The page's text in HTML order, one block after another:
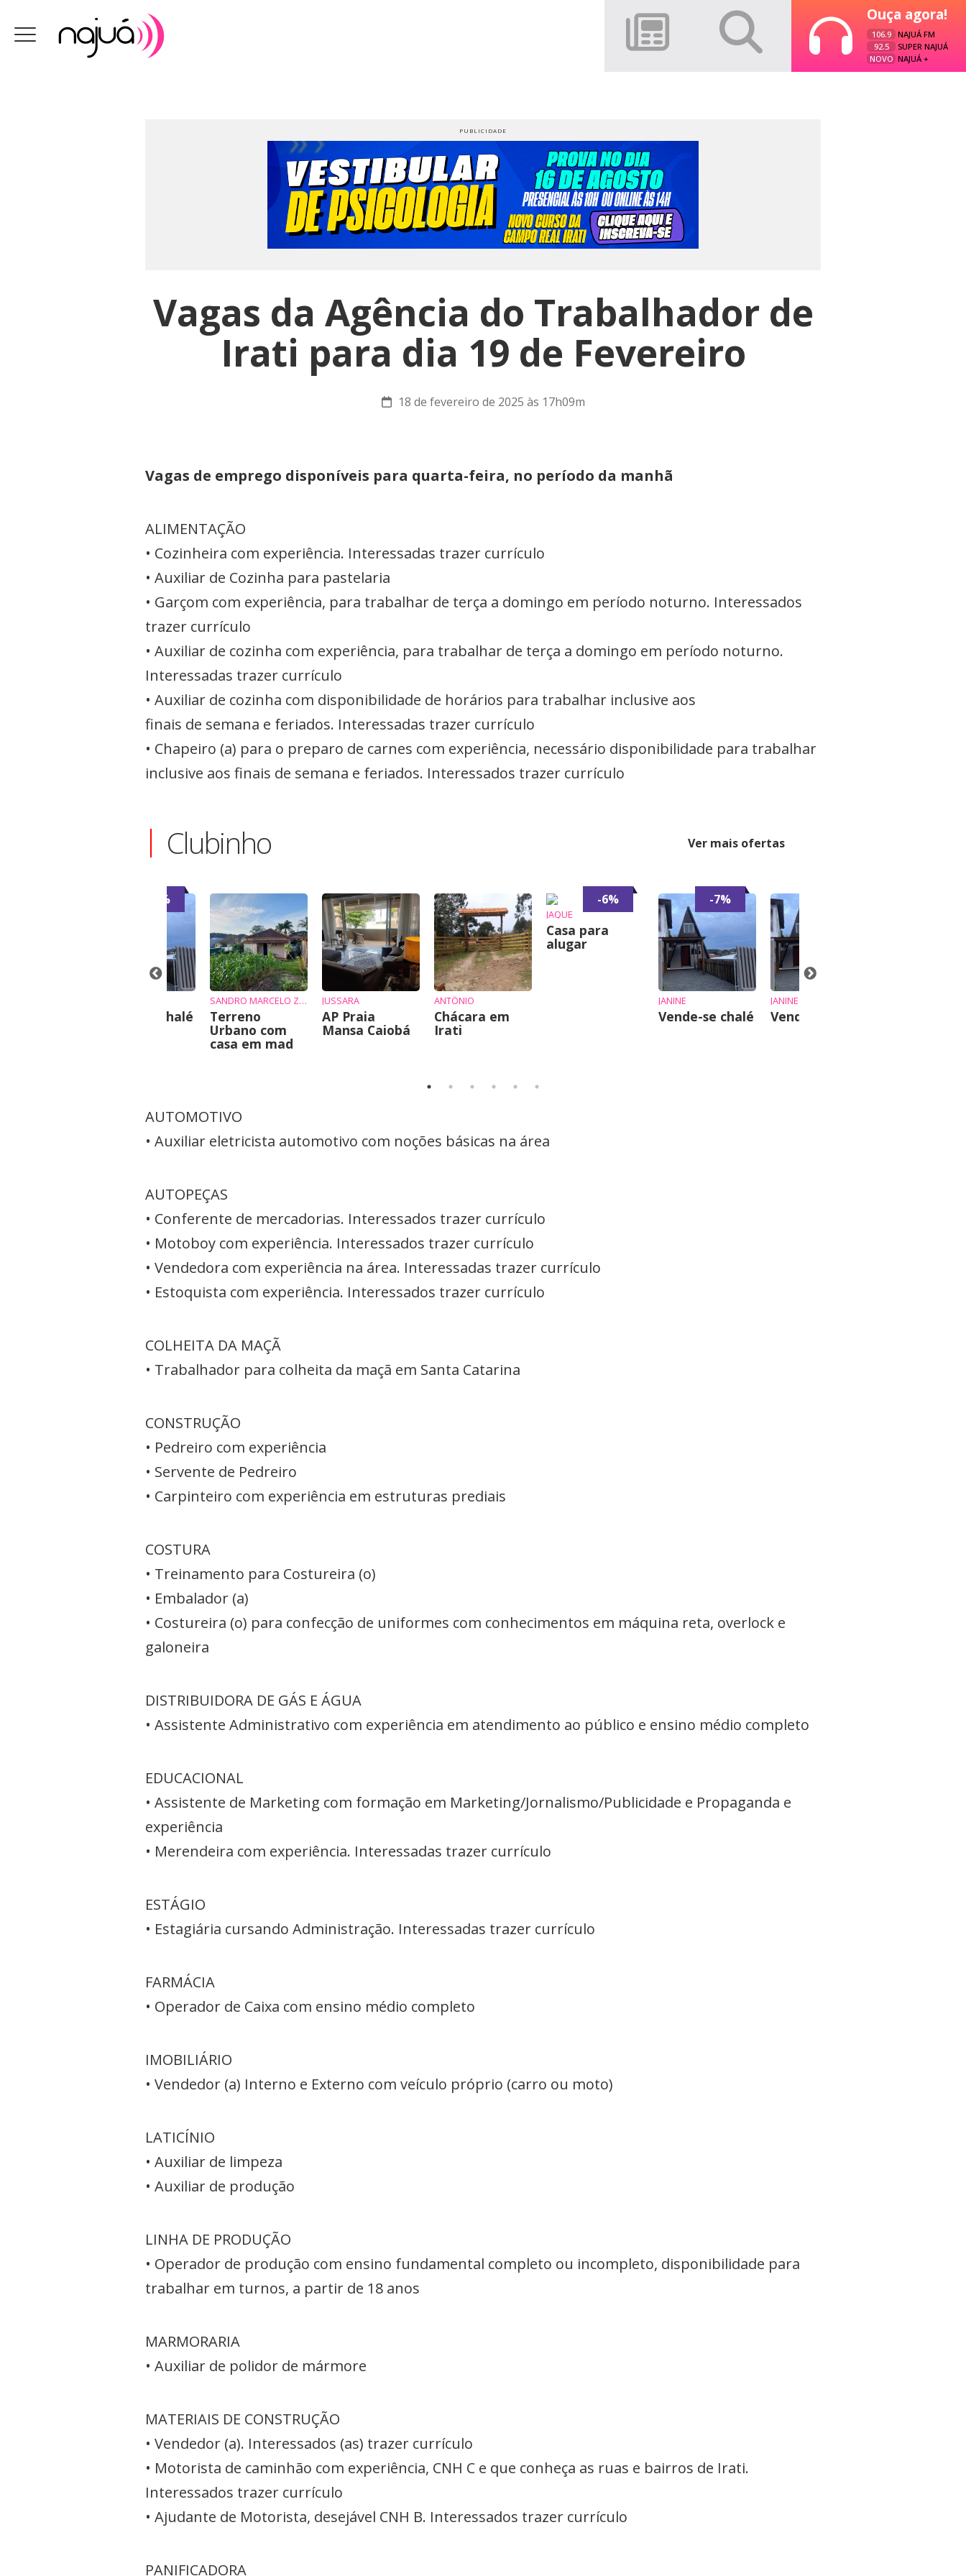
Ouça agora!
106.9
NAJUÁ FM
92.5
SUPER NAJUÁ
NOVO NAJUÁ +
Vagas da Agência do Trabalhador de
Irati para dia 19 de Fevereiro
18 de fevereiro de 2025 às 17h09m
Vagas de emprego disponíveis para quarta-feira, no período da manhã
ALIMENTAÇÃO
• Cozinheira com experiência. Interessadas trazer currículo
• Auxiliar de Cozinha para pastelaria
• Garçom com experiência, para trabalhar de terça a domingo em período noturno. Interessados
trazer currículo
• Auxiliar de cozinha com experiência, para trabalhar de terça a domingo em período noturno.
Interessadas trazer currículo
• Auxiliar de cozinha com disponibilidade de horários para trabalhar inclusive aos
finais de semana e feriados. Interessadas trazer currículo
• Chapeiro (a) para o preparo de carnes com experiência, necessário disponibilidade para trabalhar
inclusive aos finais de semana e feriados. Interessados trazer currículo
Clubinho Ver mais ofertas
-7%
Vende-se chalé
SANDRO MARCELO ZIEMBIKIEWICZ
Terreno
Urbano com
casa em mad
JUSSARA
AP Praia
Mansa Caiobá
ANTÔNIO
Chácara em
Irati
-6%
JAQUE
Casa para
alugar
-7%
JANINE
Vende-se chalé
JANINE
Vende-se chalé
AUTOMOTIVO
• Auxiliar eletricista automotivo com noções básicas na área
AUTOPEÇAS
• Conferente de mercadorias. Interessados trazer currículo
• Motoboy com experiência. Interessados trazer currículo
• Vendedora com experiência na área. Interessadas trazer currículo
• Estoquista com experiência. Interessados trazer currículo
COLHEITA DA MAÇÃ
• Trabalhador para colheita da maçã em Santa Catarina
CONSTRUÇÃO
• Pedreiro com experiência
• Servente de Pedreiro
• Carpinteiro com experiência em estruturas prediais
COSTURA
• Treinamento para Costureira (o)
• Embalador (a)
• Costureira (o) para confecção de uniformes com conhecimentos em máquina reta, overlock e
galoneira
DISTRIBUIDORA DE GÁS E ÁGUA
• Assistente Administrativo com experiência em atendimento ao público e ensino médio completo
EDUCACIONAL
• Assistente de Marketing com formação em Marketing/Jornalismo/Publicidade e Propaganda e
experiência
• Merendeira com experiência. Interessadas trazer currículo
ESTÁGIO
• Estagiária cursando Administração. Interessadas trazer currículo
FARMÁCIA
• Operador de Caixa com ensino médio completo
IMOBILIÁRIO
• Vendedor (a) Interno e Externo com veículo próprio (carro ou moto)
LATICÍNIO
• Auxiliar de limpeza
• Auxiliar de produção
LINHA DE PRODUÇÃO
• Operador de produção com ensino fundamental completo ou incompleto, disponibilidade para
trabalhar em turnos, a partir de 18 anos
MARMORARIA
• Auxiliar de polidor de mármore
MATERIAIS DE CONSTRUÇÃO
• Vendedor (a). Interessados (as) trazer currículo
• Motorista de caminhão com experiência, CNH C e que conheça as ruas e bairros de Irati.
Interessados trazer currículo
• Ajudante de Motorista, desejável CNH B. Interessados trazer currículo
PANIFICADORA